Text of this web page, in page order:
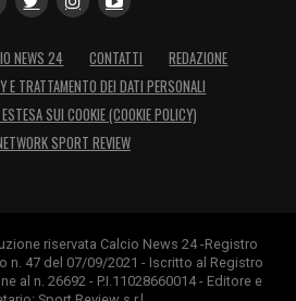
NEWS 24 CONTATTI
REDAZIONE
E TRATTAMENTO DEI DATI PERSONALI
SUI COOKIE (COOKIE POLICY)
SPORT REVIEW
riservata Calcio News 24 -Registro
n. 47 del 07/09/2021 - Iscritto al Registro
al n. 26692 - P.I.11028660014 - Editore e